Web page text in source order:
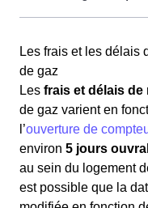
Il convient de
à Méounes-Lès-
de ville). Le délai de
complexité des
obtenir les
atteindre 2 mois.
intérieure est certifiée
Méounais peuvent
de mettre en service
nompar la
d’un fournisseur
Montrieux (83136)
occupé
même si le gaz n'a
obligatoireimplique
de gazafin de
Les frais et les délais
de gaz
Les frais et délais de
de gaz varient en
l’ouverture de
environ 5 jours
au sein du logement
est possible que la